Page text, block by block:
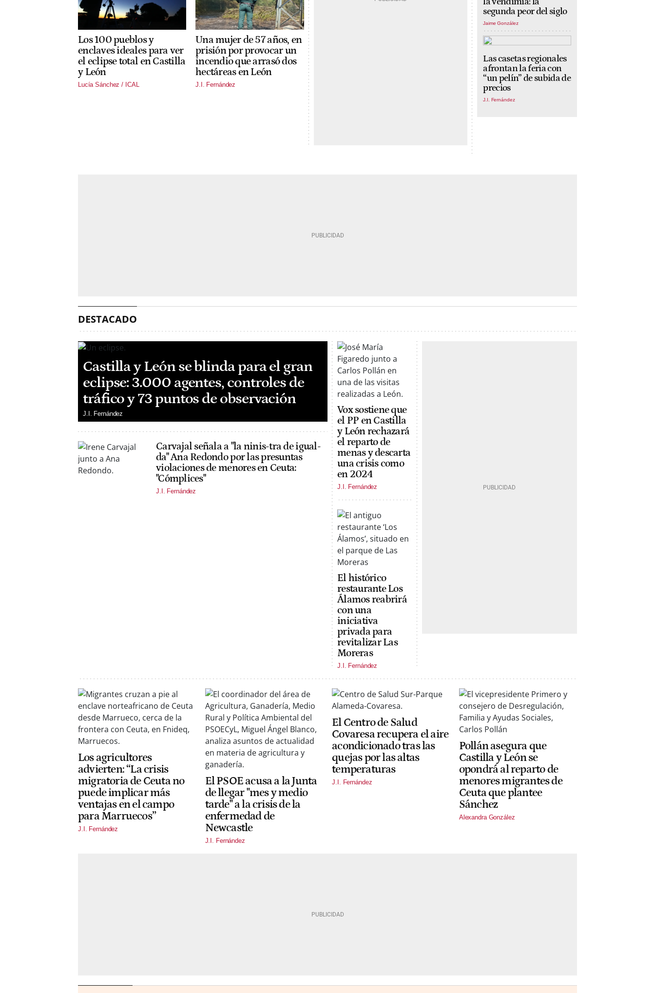
Los 100 pueblos y
enclaves ideales para ver
el eclipse total en Castilla
y León
Lucía Sánchez / ICAL
Una mujer de 57 años, en
prisión por provocar un
incendio que arrasó dos
hectáreas en León
J.I. Fernández
segunda peor del siglo
Jaime González
Las casetas regionales
afrontan la feria con
“un pelín” de subida de
precios
J.I. Fernández
DESTACADO
Castilla y León se blinda para el gran
eclipse: 3.000 agentes, controles de
tráfico y 73 puntos de observación
J.I. Fernández
Carvajal señala a "la ninis-tra de igual-
da" Ana Redondo por las presuntas
violaciones de menores en Ceuta:
"Cómplices"
J.I. Fernández
Vox sostiene que
el PP en Castilla
y León rechazará
el reparto de
menas y descarta
una crisis como
en 2024
J.I. Fernández
El histórico
restaurante Los
Álamos reabrirá
con una
iniciativa
privada para
revitalizar Las
Moreras
J.I. Fernández
Los agricultores
advierten: “La crisis
migratoria de Ceuta no
puede implicar más
ventajas en el campo
para Marruecos”
J.I. Fernández
El PSOE acusa a la Junta
de llegar "mes y medio
tarde" a la crisis de la
enfermedad de
Newcastle
J.I. Fernández
El Centro de Salud
Covaresa recupera el aire
acondicionado tras las
quejas por las altas
temperaturas
J.I. Fernández
Pollán asegura que
Castilla y León se
opondrá al reparto de
menores migrantes de
Ceuta que plantee
Sánchez
Alexandra González